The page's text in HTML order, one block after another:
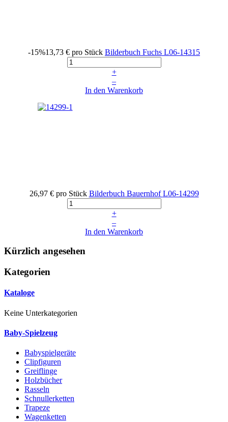
-15%13,73 € pro Stück Bilderbuch Fuchs L06-14315
+
–
In den Warenkorb
26,97 € pro Stück Bilderbuch BauernhofL06-14299
+
–
In den Warenkorb
Kürzlich angesehen
Kategorien
Kataloge
Keine Unterkategorien
Baby-Spielzeug
Babyspielgeräte
Clipfiguren
Greiflinge
Holzbücher
Rasseln
Schnullerketten
Trapeze
Wagenketten